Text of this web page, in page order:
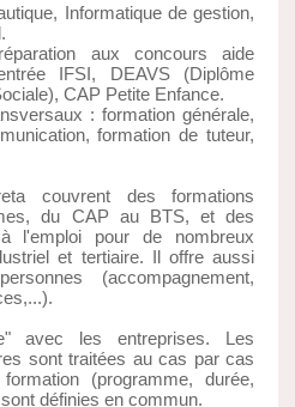
Informatique de gestion,
aux concours aide
IFSI, DEAVS (Diplôme
CAP Petite Enfance.
: formation générale,
formation de tuteur,
couvrent des formations
du CAP au BTS, et des
l'emploi pour de nombreux
et tertiaire. Il offre aussi
(accompagnement,
avec les entreprises. Les
sont traitées au cas par cas
(programme, durée,
définies en commun.